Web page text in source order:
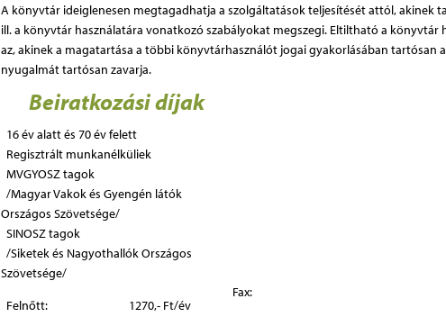
A könyvtár ideiglenesen megtagadhatja a szolgáltatások teljesítését attól, akinek
ill. a könyvtár használatára vonatkozó szabályokat megszegi. Eltiltható a könyvtár
az, akinek a magatartása a többi könyvtárhasználót jogai gyakorlásában tartósan
nyugalmát tartósan zavarja.
Beiratkozási díjak
16 év alatt és 70 év felett
Regisztrált munkanélküliek
MVGYOSZ tagok
/Magyar Vakok és Gyengén látók
Országos Szövetsége/
SINOSZ tagok
/Siketek és Nagyothallók Országos
Szövetsége/
Felnőtt: 1270,- Ft/év
Fax: